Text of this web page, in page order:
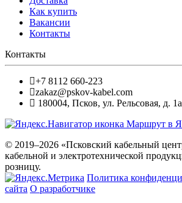
Как купить
Вакансии
Контакты
Контакты
+7 8112 660-223
zakaz@pskov-kabel.com
180004, Псков, ул. Рельсовая, д. 1а
Маршрут в
© 2019–2026 «Псковский кабельный
кабельной и электротехнической
розницу.
Политика
сайта О разработчике